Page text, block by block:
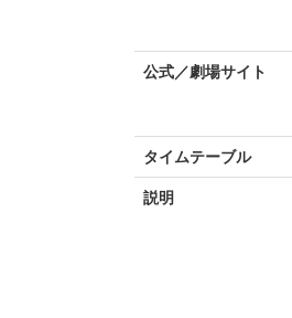
公式／劇場サイト
タイムテーブル
説明